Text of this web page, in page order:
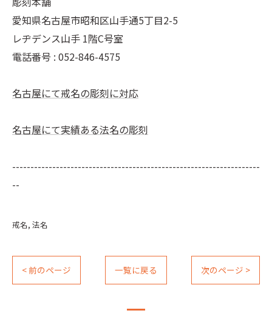
愛知県名古屋市昭和区山手通5丁目2-5
レヂデンス山手 1階C号室
電話番号 : 052-846-4575
名古屋にて戒名の彫刻に対応
名古屋にて実績ある法名の彫刻
--------------------------------------------------------------------
--
戒名 法名
< 前のページ 一覧に戻る 次のページ >